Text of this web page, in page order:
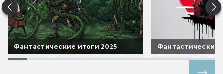
Фантастические итоги 2025 Фантастические